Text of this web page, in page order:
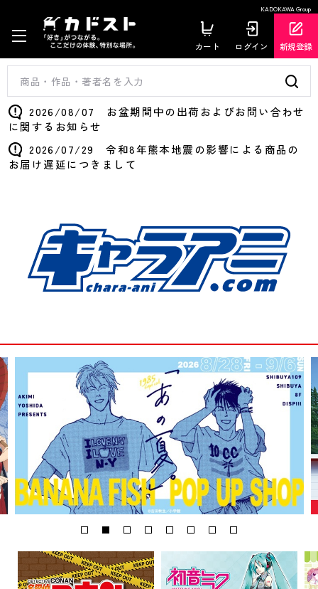
KADOKAWA Group
カート ログイン 新規登録
2026/08/07 お盆期間中の出荷およびお問い合わせ
に関するお知らせ
2026/07/29 令和8年熊本地震の影響による商品の
お届け遅延につきまして